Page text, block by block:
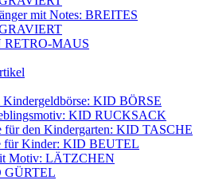
mit Notes: BREITES
RETRO-MAUS
KID BÖRSE
KID RUCKSACK
für den Kindergarten: KID TASCHE
für Kinder: KID BEUTEL
Motiv: LÄTZCHEN
GÜRTEL